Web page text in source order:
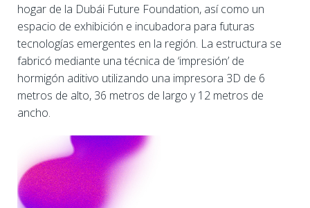
hogar de la Dubái Future Foundation, así como un
espacio de exhibición e incubadora para futuras
tecnologías emergentes en la región. La estructura se
fabricó mediante una técnica de ‘impresión’ de
hormigón aditivo utilizando una impresora 3D de 6
metros de alto, 36 metros de largo y 12 metros de
ancho.